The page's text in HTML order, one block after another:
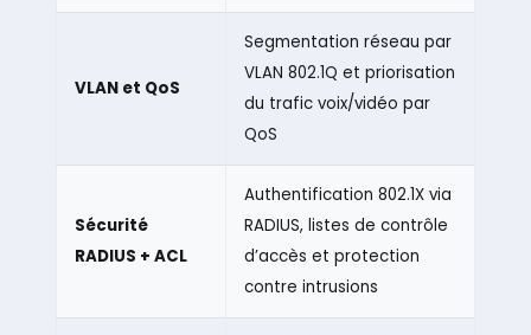
VLAN et QoS
Segmentation réseau par
VLAN 802.1Q et priorisation
du trafic voix/vidéo par
QoS
Sécurité
RADIUS + ACL
Authentification 802.1X via
RADIUS, listes de contrôle
d’accès et protection
contre intrusions